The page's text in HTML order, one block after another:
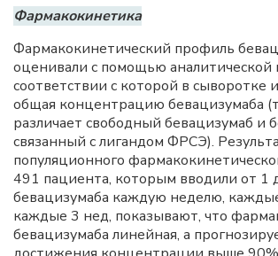
Фармакокинетика
Фармакокинетический профиль
оценивали с помощью аналитической
соответствии с которой в сыворотке
общая концентрацию бевацизумаба
различает свободный бевацизумаб и
связанный с лигандом ФРСЭ).
популяционного
491 пациента, которым вводили от 1
бевацизумаба каждую неделю,
каждые 3 нед, показывают, что
бевацизумаба линейная, а